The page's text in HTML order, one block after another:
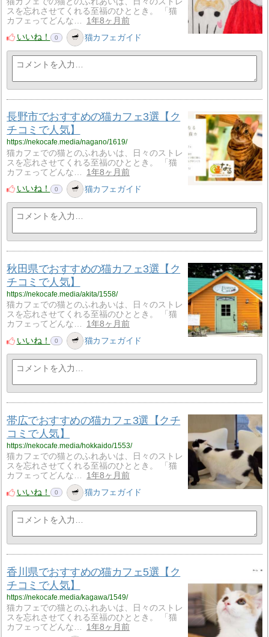
スを忘れさせてくれる至福のひととき。 「猫
カフェってどんな…
1年8ヶ月前
いいね！
0 猫カフェガイド
長野市でおすすめの猫カフェ3選【ク
チコミで人気】
https://nekocafe.media/nagano/1619/
猫カフェでの猫とのふれあいは、日々のストレ
スを忘れさせてくれる至福のひととき。 「猫
カフェってどんな…
1年8ヶ月前
いいね！
0 猫カフェガイド
秋田県でおすすめの猫カフェ3選【ク
チコミで人気】
https://nekocafe.media/akita/1558/
猫カフェでの猫とのふれあいは、日々のストレ
スを忘れさせてくれる至福のひととき。 「猫
カフェってどんな…
1年8ヶ月前
いいね！
0 猫カフェガイド
帯広でおすすめの猫カフェ3選【クチ
コミで人気】
https://nekocafe.media/hokkaido/1553/
猫カフェでの猫とのふれあいは、日々のストレ
スを忘れさせてくれる至福のひととき。 「猫
カフェってどんな…
1年8ヶ月前
いいね！
0 猫カフェガイド
香川県でおすすめの猫カフェ5選【ク
チコミで人気】
https://nekocafe.media/kagawa/1549/
猫カフェでの猫とのふれあいは、日々のストレ
スを忘れさせてくれる至福のひととき。 「猫
カフェってどんな…
1年8ヶ月前